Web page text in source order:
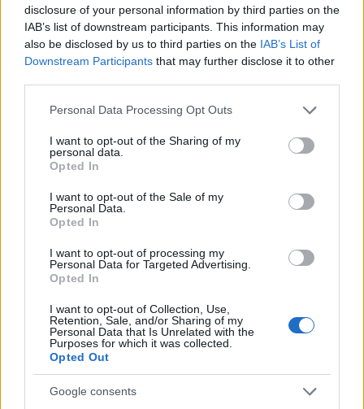
disclosure of your personal information by third parties on the
IAB’s list of downstream participants. This information may
also be disclosed by us to third parties on the IAB’s List of
Downstream Participants that may further disclose it to other
Please note that this website/app uses one or more Google
not limited to your visit or usage behaviour. You may click to
grant or deny consent to Google and its third-party tags to
use your data for below specified purposes in below Google
consent section.
Personal Data Processing Opt Outs
I want to opt-out of the Sharing of my
personal data.
Opted In
I want to opt-out of the Sale of my
Personal Data.
Opted In
I want to opt-out of processing my
Personal Data for Targeted Advertising.
Opted In
I want to opt-out of Collection, Use,
Retention, Sale, and/or Sharing of my
Personal Data that Is Unrelated with the
Purposes for which it was collected.
Opted Out
Google consents
Speed Friending in English: l’evento per fare amicizie
genuine a Verona
Cristian Castiglioni · 7 Ago 2026